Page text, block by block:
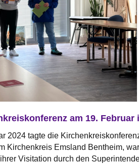
am 19. Februar
2024 tagte die
Kirchenkreis Emsland Bentheim,
Visitation durch den